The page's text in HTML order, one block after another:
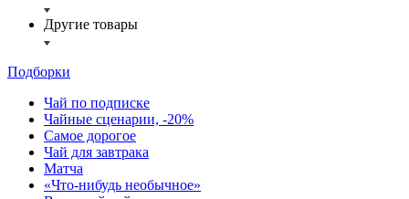
Другие товары
Подборки
Чай по подписке
Чайные сценарии, -20%
Самое дорогое
Чай для завтрака
Матча
«Что-нибудь необычное»